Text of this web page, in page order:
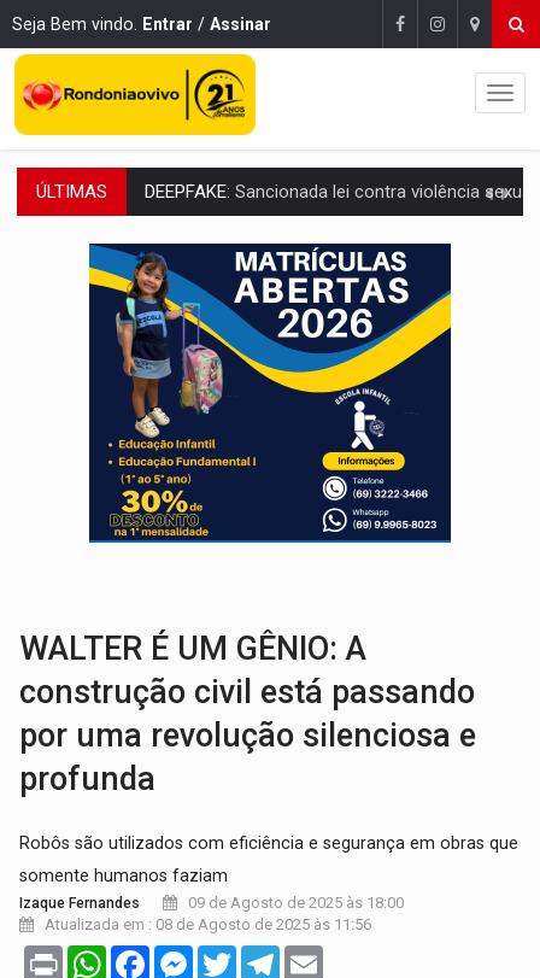
Seja Bem vindo. Entrar / Assinar
ÚLTIMAS COLEGIADO:Brasil e Rússia discutem energia nuclear, defesa e
URGENTE:Colisão entre caminhão e carro deixa quatro mortos e um em
ENCONTRO:Amazônia Negra ganha projeção nacional com participação de
PREVISÃO: Porto Velho tem chances de chuvas isoladas nesta
SINDICATOS UNIDOS: Assembleia Geral delibera greve da educação
PROCESSO SELETIVO: Rondoniaovivo abre oficina de Comunicação com
AGOSTO LILÁS: MPRO lança de portal e promove reflexão sobre trajetória da
REGULARIZAÇÃO: Refis 2026 segue até o fim do ano para
DEEPFAKE: Sancionada lei contra violência sexual infantil na
WALTER É UM GÊNIO: A
construção civil está passando
por uma revolução silenciosa e
profunda
Robôs são utilizados com eficiência e segurança em obras que
somente humanos faziam
Izaque Fernandes
09 de Agosto de 2025 às 18:00
Atualizada em : 08 de Agosto de 2025 às 11:56
Print WhatsAppFacebookMessenger
TwitterTelegram